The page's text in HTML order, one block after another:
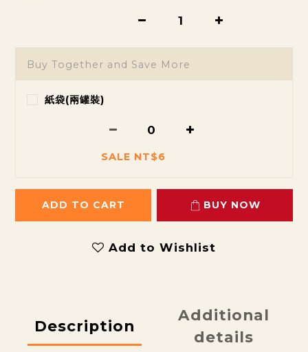
Buy Together and Save More
紙袋(兩罐裝)
SALE NT$6
ADD TO CART BUY NOW
Add to Wishlist
Description
Additional
details